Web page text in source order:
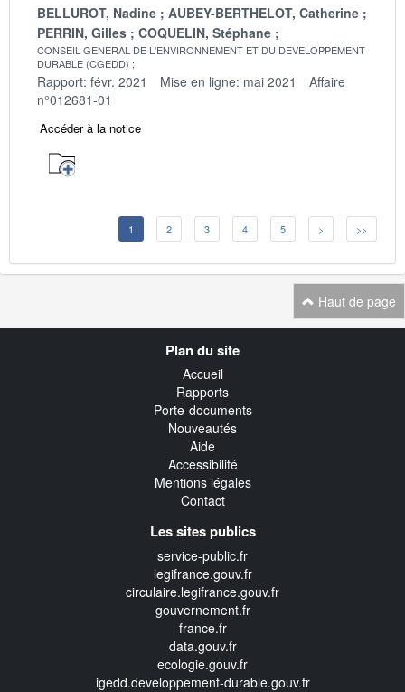
BELLUROT, Nadine
AUBEY-BERTHELOT, Catherine
PERRIN, Gilles
COQUELIN, Stéphane
CONSEIL GENERAL DE L'ENVIRONNEMENT ET DU DEVELOPPEMENT
DURABLE (CGEDD)
Rapport: févr. 2021 Mise en ligne: mai 2021
Affaire
n°012681-01
Accéder à la notice
1 2 3 4 5 > >>
Haut de page
Plan du site
Accueil
Rapports
Porte-documents
Nouveautés
Aide
Accessibilité
Mentions légales
Contact
Les sites publics
service-public.fr
legifrance.gouv.fr
circulaire.legifrance.gouv.fr
gouvernement.fr
france.fr
data.gouv.fr
ecologie.gouv.fr
igedd.developpement-durable.gouv.fr